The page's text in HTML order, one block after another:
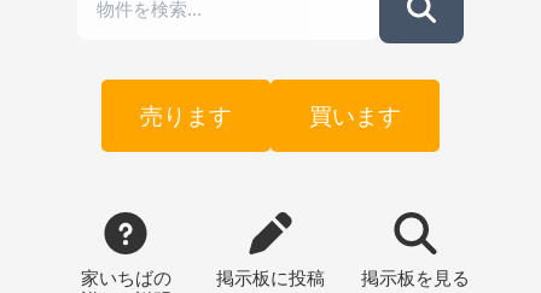
売ります 買います
家いちばの
掲示板に投稿 掲示板 を見る